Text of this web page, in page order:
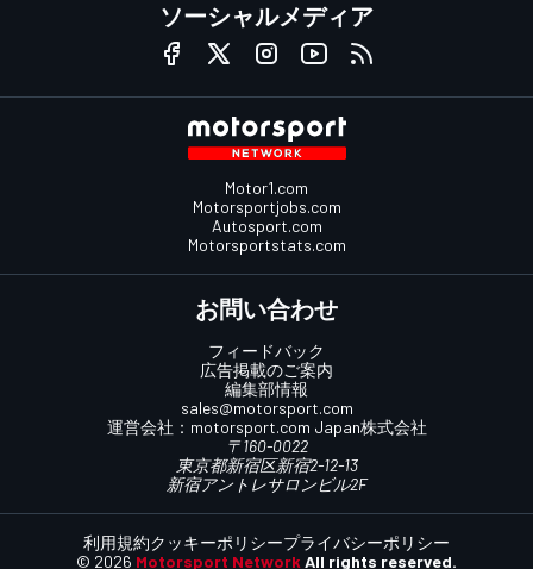
ソーシャルメディア
Motor1.com
Motorsportjobs.com
Autosport.com
Motorsportstats.com
お問い合わせ
フィードバック
広告掲載のご案内
編集部情報
sales@motorsport.com
運営会社： motorsport.com Japan株式会社
〒160-0022
東京都新宿区新宿2-12-13
新宿アントレサロンビル2F
© 2026 Motorsport NetworkAll rights reserved.
利用規約クッキーポリシープライバシーポリシー